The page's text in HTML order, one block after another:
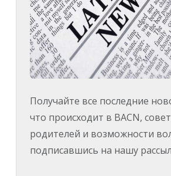
Получайте все последние
что происходит в BACN,
родителей и возможности
подписавшись на нашу